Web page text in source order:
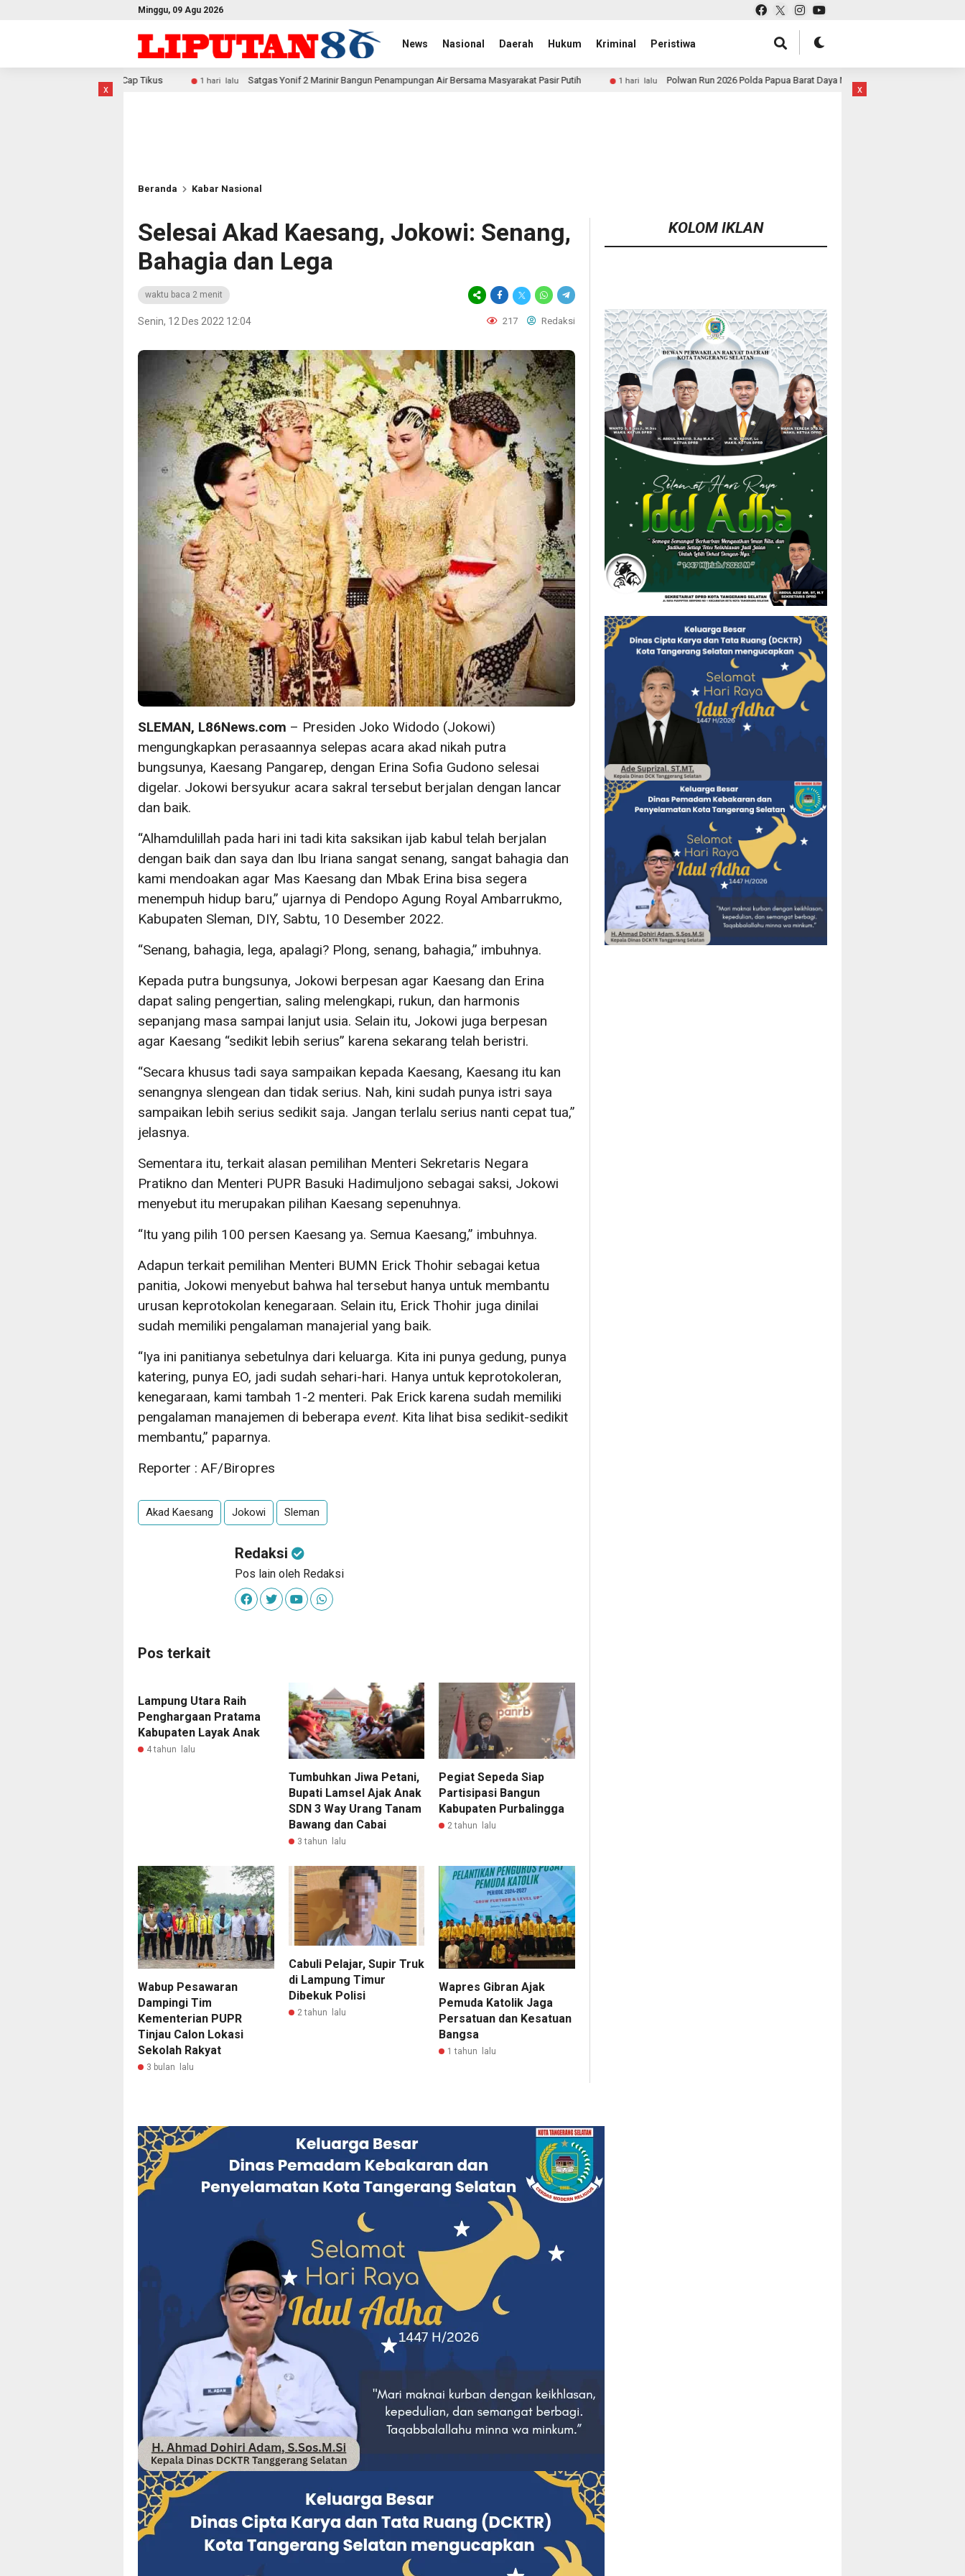
Minggu, 09 Agu 2026
News Nasional Daerah Hukum Kriminal Peristiwa
x
1 hari lalu Satgas Yonif 2 Marinir Bangun Penampungan Air Bersama Masyarakat Pasir Putih 1 hari lalu Polwan Run 2026 Polda Papua Barat Daya Meriah, Pererat Kebersamaan Polri dan Masyarakat
Beranda Kabar Nasional
Selesai Akad Kaesang, Jokowi: Senang,
Bahagia dan Lega
waktu baca 2 menit
Senin, 12 Des 2022 12:04 217 Redaksi
SLEMAN, L86News.com – Presiden Joko Widodo (Jokowi)
mengungkapkan perasaannya selepas acara akad nikah putra
bungsunya, Kaesang Pangarep, dengan Erina Sofia Gudono selesai
digelar. Jokowi bersyukur acara sakral tersebut berjalan dengan lancar
dan baik.
“Alhamdulillah pada hari ini tadi kita saksikan ijab kabul telah berjalan
dengan baik dan saya dan Ibu Iriana sangat senang, sangat bahagia dan
kami mendoakan agar Mas Kaesang dan Mbak Erina bisa segera
menempuh hidup baru,” ujarnya di Pendopo Agung Royal Ambarrukmo,
Kabupaten Sleman, DIY, Sabtu, 10 Desember 2022.
“Senang, bahagia, lega, apalagi? Plong, senang, bahagia,” imbuhnya.
Kepada putra bungsunya, Jokowi berpesan agar Kaesang dan Erina
dapat saling pengertian, saling melengkapi, rukun, dan harmonis
sepanjang masa sampai lanjut usia. Selain itu, Jokowi juga berpesan
agar Kaesang “sedikit lebih serius” karena sekarang telah beristri.
“Secara khusus tadi saya sampaikan kepada Kaesang, Kaesang itu kan
senangnya slengean dan tidak serius. Nah, kini sudah punya istri saya
sampaikan lebih serius sedikit saja. Jangan terlalu serius nanti cepat tua,”
jelasnya.
Sementara itu, terkait alasan pemilihan Menteri Sekretaris Negara
Pratikno dan Menteri PUPR Basuki Hadimuljono sebagai saksi, Jokowi
menyebut itu merupakan pilihan Kaesang sepenuhnya.
“Itu yang pilih 100 persen Kaesang ya. Semua Kaesang,” imbuhnya.
Adapun terkait pemilihan Menteri BUMN Erick Thohir sebagai ketua
panitia, Jokowi menyebut bahwa hal tersebut hanya untuk membantu
urusan keprotokolan kenegaraan. Selain itu, Erick Thohir juga dinilai
sudah memiliki pengalaman manajerial yang baik.
“Iya ini panitianya sebetulnya dari keluarga. Kita ini punya gedung, punya
katering, punya EO, jadi sudah sehari-hari. Hanya untuk keprotokoleran,
kenegaraan, kami tambah 1-2 menteri. Pak Erick karena sudah memiliki
pengalaman manajemen di beberapa event. Kita lihat bisa sedikit-sedikit
membantu,” paparnya.
Reporter : AF/Biropres
Akad Kaesang Jokowi Sleman
Redaksi
Pos lain oleh Redaksi
Pos terkait
Lampung Utara Raih
Penghargaan Pratama
Kabupaten Layak Anak
4 tahun lalu
Tumbuhkan Jiwa Petani,
Bupati Lamsel Ajak Anak
SDN 3 Way Urang Tanam
Bawang dan Cabai
3 tahun lalu
Pegiat Sepeda Siap
Partisipasi Bangun
Kabupaten Purbalingga
2 tahun lalu
Wabup Pesawaran
Dampingi Tim
Kementerian PUPR
Tinjau Calon Lokasi
Sekolah Rakyat
3 bulan lalu
Cabuli Pelajar, Supir Truk
di Lampung Timur
Dibekuk Polisi
2 tahun lalu
Wapres Gibran Ajak
Pemuda Katolik Jaga
Persatuan dan Kesatuan
Bangsa
1 tahun lalu
KOLOM IKLAN
x